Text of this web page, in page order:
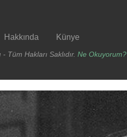
Hakkında Künye
Hakları Saklıdır. Ne Okuyorum?